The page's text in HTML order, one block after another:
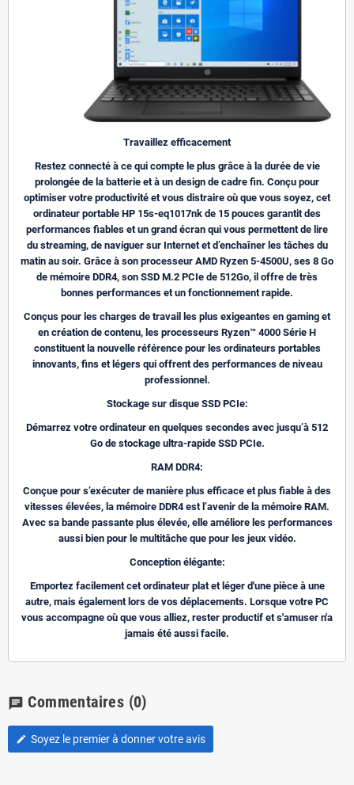
Travaillez efficacement
Restez connecté à ce qui compte le plus grâce à la durée de vie
prolongée de la batterie et à un design de cadre fin. Conçu pour
optimiser votre productivité et vous distraire où que vous soyez, cet
ordinateur portable HP 15s-eq1017nk de 15 pouces garantit des
performances fiables et un grand écran qui vous permettent de lire
du streaming, de naviguer sur Internet et d’enchaîner les tâches du
matin au soir. Grâce à son processeur AMD Ryzen 5-4500U, ses 8 Go
de mémoire DDR4, son SSD M.2 PCIe de 512Go, il offre de très
bonnes performances et un fonctionnement rapide.
Conçus pour les charges de travail les plus exigeantes en gaming et
en création de contenu, les processeurs Ryzen™ 4000 Série H
constituent la nouvelle référence pour les ordinateurs portables
innovants, fins et légers qui offrent des performances de niveau
professionnel.
Stockage sur disque SSD PCIe:
Démarrez votre ordinateur en quelques secondes avec jusqu’à 512
Go de stockage ultra-rapide SSD PCIe.
RAM DDR4:
Conçue pour s’exécuter de manière plus efficace et plus fiable à des
vitesses élevées, la mémoire DDR4 est l’avenir de la mémoire RAM.
Avec sa bande passante plus élevée, elle améliore les performances
aussi bien pour le multitâche que pour les jeux vidéo.
Conception élégante:
Emportez facilement cet ordinateur plat et léger d'une pièce à une
autre, mais également lors de vos déplacements. Lorsque votre PC
vous accompagne où que vous alliez, rester productif et s'amuser n'a
jamais été aussi facile.
chat Commentaires (0)
edit Soyez le premier à donner votre avis